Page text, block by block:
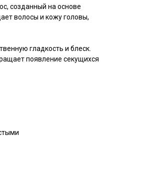
созданный на основе
волосы и кожу головы,
гладкость и блеск.
появление секущихся